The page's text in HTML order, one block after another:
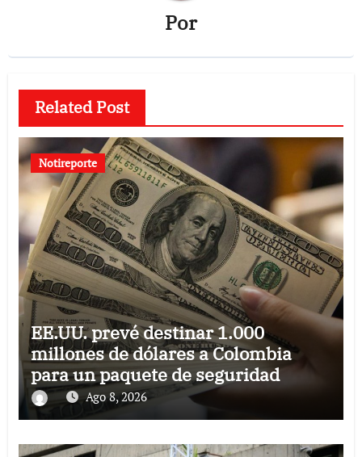
Por
Related Post
Notireporte
EE.UU. prevé destinar 1.000
millones de dólares a Colombia
para un paquete de seguridad
Ago 8, 2026